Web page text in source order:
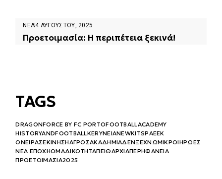
ΝΈΑ4 ΑΥΓΟΎΣΤΟΥ, 2025
Προετοιμασία: Η περιπέτεια ξεκινά!
TAGS
DRAGONFORCE BY FC PORTOFOOTBALLACADEMY
HISTORYANDFOOTBALLKERYNEIANEWKITSPAEEK
ΌΝΕΙΡΑΣΕΚΊΝΗΣΗΑΓΡΌΣΑΚΑΔΗΜΊΑΔΕΝΞΕΧΝΏΜΙΚΡΟΊΉΡΩΕΣ
ΝΈΑ ΕΠΟΧΉΟΜΑΔΙΚΌΤΗΤΑΠΕΙΘΑΡΧΊΑΠΕΡΗΦΆΝΕΙΑ
ΠΡΟΕΤΟΙΜΑΣΊΑ2025